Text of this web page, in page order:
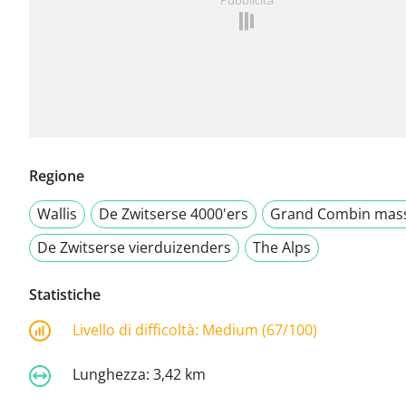
Regione
Wallis
De Zwitserse 4000'ers
Grand Combin
De Zwitserse vierduizenders
The Alps
Statistiche
Livello di difficoltà: Medium (67/100)
Lunghezza: 3,42 km